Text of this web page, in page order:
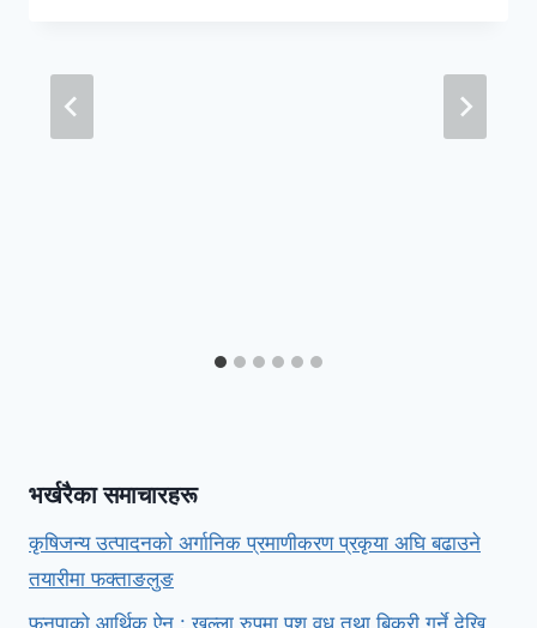
भर्खरैका समाचारहरू
कृषिजन्य उत्पादनको अर्गानिक प्रमाणीकरण प्रकृया अघि बढाउने
तयारीमा फक्ताङलुङ